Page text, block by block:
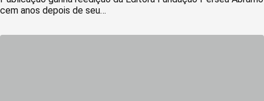
cem anos depois de seu…